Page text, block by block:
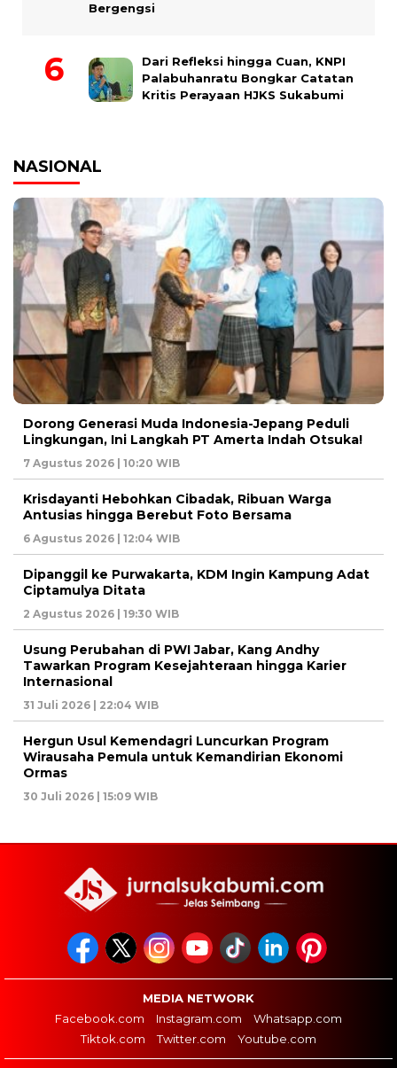
Bergengsi
Dari Refleksi hingga Cuan, KNPI
Palabuhanratu Bongkar Catatan
Kritis Perayaan HJKS Sukabumi
NASIONAL
Dorong Generasi Muda Indonesia-Jepang Peduli
Lingkungan, Ini Langkah PT Amerta Indah Otsuka!
7 Agustus 2026 | 10:20 WIB
Krisdayanti Hebohkan Cibadak, Ribuan Warga
Antusias hingga Berebut Foto Bersama
6 Agustus 2026 | 12:04 WIB
Dipanggil ke Purwakarta, KDM Ingin Kampung Adat
Ciptamulya Ditata
2 Agustus 2026 | 19:30 WIB
Usung Perubahan di PWI Jabar, Kang Andhy
Tawarkan Program Kesejahteraan hingga Karier
Internasional
31 Juli 2026 | 22:04 WIB
Hergun Usul Kemendagri Luncurkan Program
Wirausaha Pemula untuk Kemandirian Ekonomi
Ormas
30 Juli 2026 | 15:09 WIB
MEDIA NETWORK
Facebook.com
Instagram.com
Whatsapp.com
Tiktok.com
Twitter.com Youtube.com